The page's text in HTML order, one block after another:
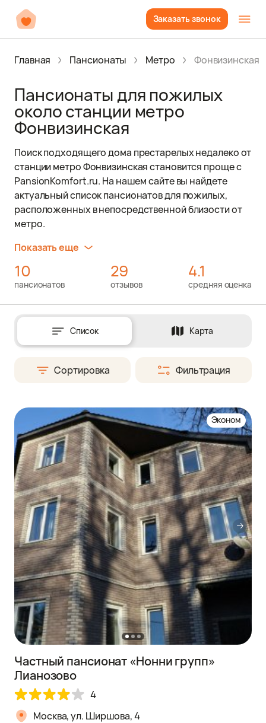
Заказать звонок
Главная Пансионаты Метро Фонвизинская
Пансионаты для пожилых
около станции метро
Фонвизинская
Поиск подходящего дома престарелых недалеко от
станции метро Фонвизинская становится проще с
PansionKomfort.ru. На нашем сайте вы найдете
актуальный список пансионатов для пожилых,
расположенных в непосредственной близости от
метро.
Показать еще
10
пансионатов
29
отзывов
4.1
средняя оценка
Сортировка Фильтрация
Список Карта
Эконом
Частный пансионат «Нонни групп»
Лианозово
4
Москва, ул. Ширшова, 4